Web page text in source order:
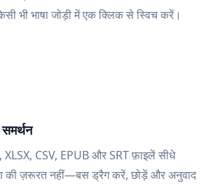
भी भाषा जोड़ी में एक क्लिक से स्विच करें।
XLSX, CSV, EPUB और SRT फ़ाइलें सीधे
की ज़रूरत नहीं—बस ड्रैग करें, छोड़ें और अनुवाद